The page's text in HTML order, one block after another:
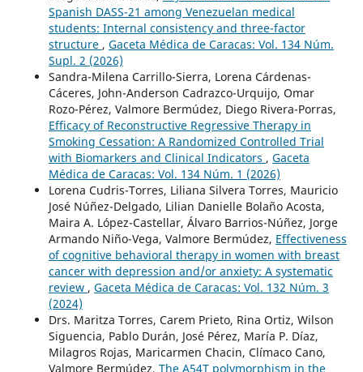
Spanish DASS-21 among Venezuelan medical
students: Internal consistency and three-factor
structure , Gaceta Médica de Caracas: Vol. 134 Núm.
Supl. 2 (2026)
Sandra-Milena Carrillo-Sierra, Lorena Cárdenas-
Cáceres, John-Anderson Cadrazco-Urquijo, Omar
Rozo-Pérez, Valmore Bermúdez, Diego Rivera-Porras,
Efficacy of Reconstructive Regressive Therapy in
Smoking Cessation: A Randomized Controlled Trial
with Biomarkers and Clinical Indicators , Gaceta
Médica de Caracas: Vol. 134 Núm. 1 (2026)
Lorena Cudris-Torres, Liliana Silvera Torres, Mauricio
José Núñez-Delgado, Lilian Danielle Bolaño Acosta,
Maira A. López-Castellar, Álvaro Barrios-Núñez, Jorge
Armando Niño-Vega, Valmore Bermúdez, Effectiveness
of cognitive behavioral therapy in women with breast
cancer with depression and/or anxiety: A systematic
review , Gaceta Médica de Caracas: Vol. 132 Núm. 3
(2024)
Drs. Maritza Torres, Carem Prieto, Rina Ortiz, Wilson
Siguencia, Pablo Durán, José Pérez, María P. Díaz,
Milagros Rojas, Maricarmen Chacin, Clímaco Cano,
Valmore Bermúdez, The A54T polymorphism in the